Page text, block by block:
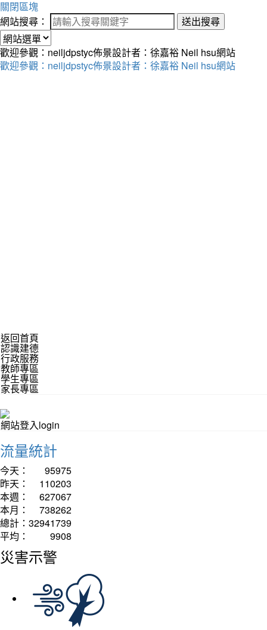
關閉區塊
網站搜尋：
送出搜尋
歡迎參觀：neiljdpstyc佈景設計者：徐嘉裕 Neil hsu網站
歡迎參觀：neiljdpstyc佈景設計者：徐嘉裕 Neil hsu網站
返回首頁
認識建德
行政服務
教師專區
學生專區
家長專區
網站登入login
流量統計
今天：
95975
昨天：
110203
本週：
627067
本月：
738262
總計： 32941739
平均：
9908
災害示警